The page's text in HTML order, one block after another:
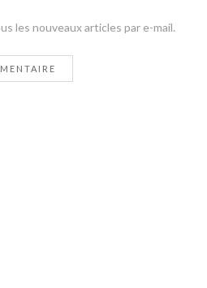
les nouveaux articles par e-mail.